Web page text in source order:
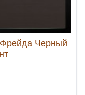
Фрейда Черный